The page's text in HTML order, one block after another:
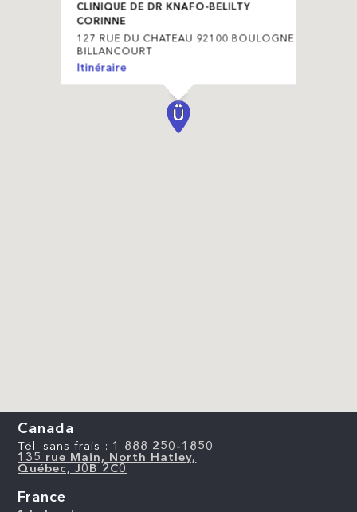
CLINIQUE DE DR KNAFO-BELILTY
CORINNE
127 RUE DU CHATEAU 92100 BOULOGNE
BILLANCOURT
Itinéraire
Canada
Tél. sans frais : 1 888 250-1850
135 rue Main, North Hatley,
Québec, J0B 2C0
France